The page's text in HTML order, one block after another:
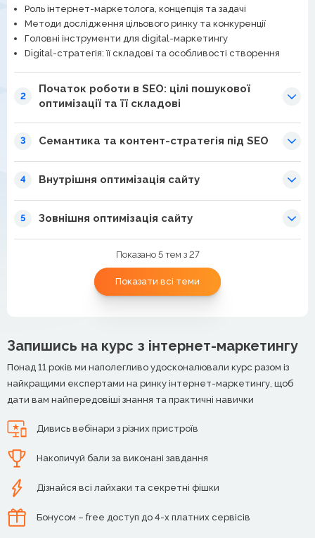
Роль інтернет-маркетолога, концепція та задачі
Методи дослідження цільового ринку та конкуренції
Головні інструменти для digital-маркетингу
Digital-стратегія: її складові та особливості створення
2
Початок роботи в SEO: цілі пошукової
оптимізації та її складові
3 Семантика та контент-стратегія під SEO
4 Внутрішня оптимізація сайту
5 Зовнішня оптимізація сайту
Показано 5 тем з 27
Показати всі теми
Запишись на курс з інтернет-маркетингу
Понад 11 років ми наполегливо удосконалювали курс разом із
найкращими експертами на ринку інтернет-маркетингу, щоб
дати вам найпередовіші знання та практичні навички
Дивись вебінари з різних пристроїв
Накопичуй бали за виконані завдання
Дізнайся всі лайхаки та секретні фішки
Бонусом – free доступ до 4-х платних сервісів